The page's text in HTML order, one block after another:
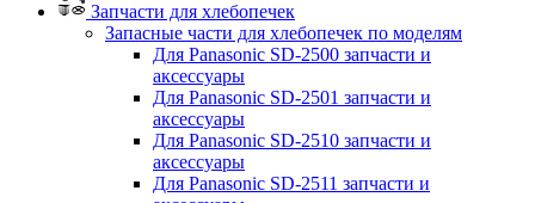
Запчасти для хлебопечек
Запасные части для хлебопечек по моделям
Для Panasonic SD-2500 запчасти и
аксессуары
Для Panasonic SD-2501 запчасти и
аксессуары
Для Panasonic SD-2510 запчасти и
аксессуары
Для Panasonic SD-2511 запчасти и